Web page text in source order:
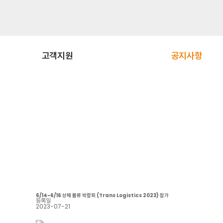
고객지원 공지사항
6/14~6/16 상해 물류 박람회 (Trans Logistics 2023) 참가
등록일
2023-07-21